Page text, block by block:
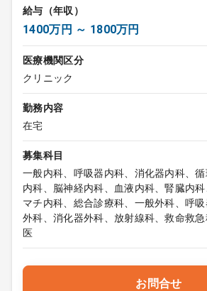
給与（年収）
1400万円 ～ 1800万円
医療機関区分
クリニック
勤務内容
在宅
募集科目
一般内科、呼吸器内科、消化器内科、
内科、脳神経内科、血液内科、腎臓内
マチ内科、総合診療科、一般外科、呼
外科、消化器外科、放射線科、救命救
医
お問合せ